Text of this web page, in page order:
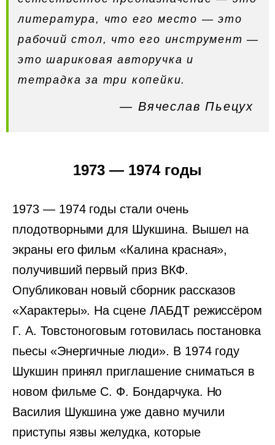
литература, что его место — это
рабочий стол, что его инструмент —
это шариковая авторучка и
тетрадка за три копейки.
— Вячеслав Пьецух
1973 — 1974 годы
1973 — 1974 годы стали очень
плодотворными для Шукшина. Вышел на
экраны его фильм «Калина красная»,
получивший первый приз ВКФ.
Опубликован новый сборник рассказов
«Характеры». На сцене ЛАБДТ режиссёром
Г. А. Товстоноговым готовилась постановка
пьесы «Энергичные люди». В 1974 году
Шукшин принял приглашение сниматься в
новом фильме С. Ф. Бондарчука. Но
Василия Шукшина уже давно мучили
приступы язвы желудка, которые